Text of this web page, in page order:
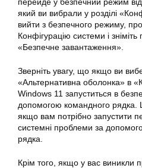
який ви вибрали у розділі
вийти з безпечного режиму,
Конфігурацію системи і зніміть
«Безпечне завантаження».
Зверніть увагу, що якщо ви
«Альтернативна оболонка» в
Windows 11 запуститься в
допомогою командного рядка.
якщо вам потрібно запустити
системні проблеми за
рядка.
Крім того, якщо у вас виникли